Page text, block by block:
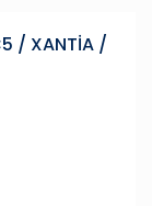
/ XANTİA /